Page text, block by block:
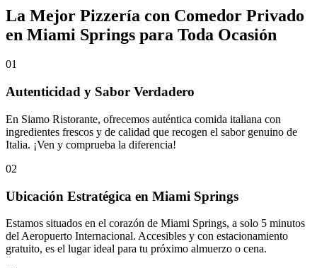
La Mejor Pizzería con Comedor Privado
en Miami Springs para Toda Ocasión
01
Autenticidad y Sabor Verdadero
En Siamo Ristorante, ofrecemos auténtica comida italiana con
ingredientes frescos y de calidad que recogen el sabor genuino de
Italia. ¡Ven y comprueba la diferencia!
02
Ubicación Estratégica en Miami Springs
Estamos situados en el corazón de Miami Springs, a solo 5 minutos
del Aeropuerto Internacional. Accesibles y con estacionamiento
gratuito, es el lugar ideal para tu próximo almuerzo o cena.